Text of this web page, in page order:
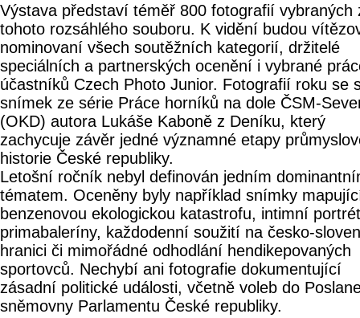
Výstava představí téměř 800 fotografií vybraných
tohoto rozsáhlého souboru. K vidění budou
nominovaní všech soutěžních kategorií, držitelé
speciálních a partnerských ocenění i vybrané
účastníků Czech Photo Junior. Fotografií roku se
snímek ze série Práce horníků na dole ČSM-
(OKD) autora Lukáše Kaboně z Deníku, který
zachycuje závěr jedné významné etapy
historie České republiky.
Letošní ročník nebyl definován jedním
tématem. Oceněny byly například snímky
benzenovou ekologickou katastrofu, intimní portrét
primabaleríny, každodenní soužití na česko-
hranici či mimořádné odhodlání hendikepovaných
sportovců. Nechybí ani fotografie dokumentující
zásadní politické události, včetně voleb do
sněmovny Parlamentu České republiky.